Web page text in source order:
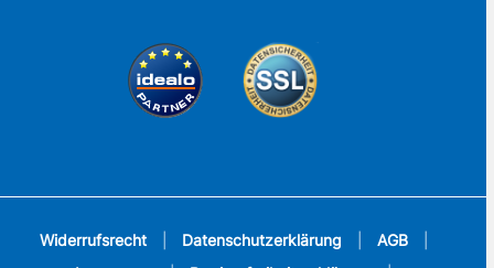
Widerrufsrecht Datenschutzerklärung AGB